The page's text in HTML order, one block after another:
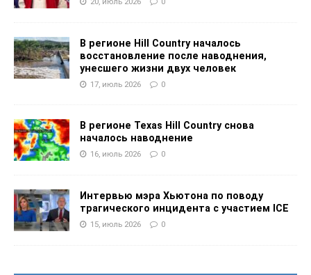
В регионе Hill Country началось
восстановление после наводнения,
унесшего жизни двух человек
17, июль 2026 0
В регионе Texas Hill Country снова
началось наводнение
16, июль 2026 0
Интервью мэра Хьютона по поводу
трагического инцидента с участием ICE
15, июль 2026 0